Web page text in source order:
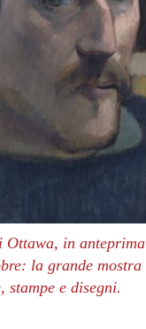
in
la grande mostra
e disegni.